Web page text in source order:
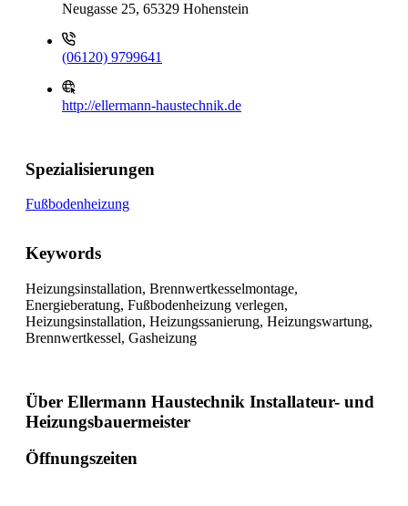
Neugasse 25, 65329 Hohenstein
(06120) 9799641
http://ellermann-haustechnik.de
Spezialisierungen
Fußbodenheizung
Keywords
Heizungsinstallation, Brennwertkesselmontage,
Energieberatung, Fußbodenheizung verlegen,
Heizungsinstallation, Heizungssanierung, Heizungswartung,
Brennwertkessel, Gasheizung
Über Ellermann Haustechnik Installateur- und
Heizungsbauermeister
Öffnungszeiten